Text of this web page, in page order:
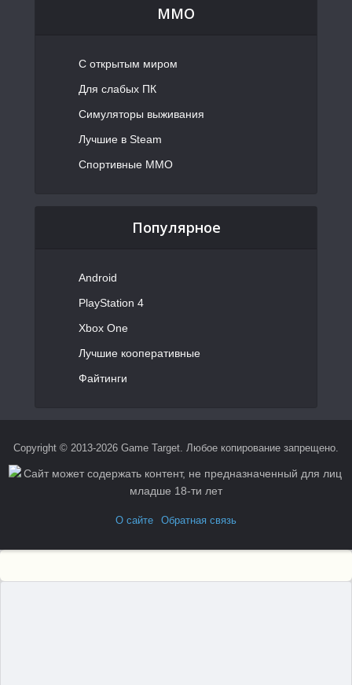
MMO
С открытым миром
Для слабых ПК
Симуляторы выживания
Лучшие в Steam
Спортивные MMO
Популярное
Android
PlayStation 4
Xbox One
Лучшие кооперативные
Файтинги
Copyright © 2013-2026 Game Target. Любое копирование запрещено.
О сайте Обратная связь